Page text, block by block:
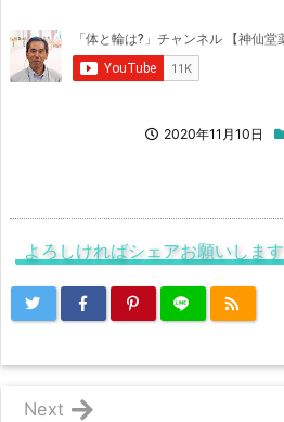
2020年11月10日
よろしければシェアお願いします
Next